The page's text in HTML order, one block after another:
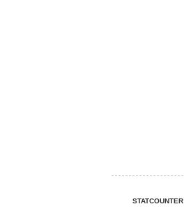
STATCOUNTER